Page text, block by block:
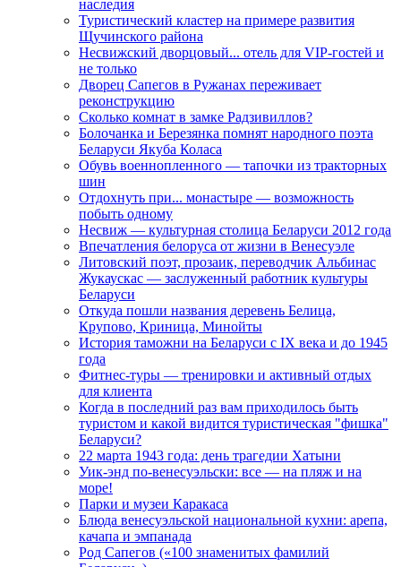
наследия
Туристический кластер на примере развития
Щучинского района
Несвижский дворцовый... отель для VIP-гостей и
не только
Дворец Сапегов в Ружанах переживает
реконструкцию
Сколько комнат в замке Радзивиллов?
Болочанка и Березянка помнят народного поэта
Беларуси Якуба Коласа
Обувь военнопленного — тапочки из тракторных
шин
Отдохнуть при... монастыре — возможность
побыть одному
Несвиж — культурная столица Беларуси 2012 года
Впечатления белоруса от жизни в Венесуэле
Литовский поэт, прозаик, переводчик Альбинас
Жукаускас — заслуженный работник культуры
Беларуси
Откуда пошли названия деревень Белица,
Крупово, Криница, Минойты
История таможни на Беларуси с IX века и до 1945
года
Фитнес-туры — тренировки и активный отдых
для клиента
Когда в последний раз вам приходилось быть
туристом и какой видится туристическая "фишка"
Беларуси?
22 марта 1943 года: день трагедии Хатыни
Уик-энд по-венесуэльски: все — на пляж и на
море!
Парки и музеи Каракаса
Блюда венесуэльской национальной кухни: арепа,
качапа и эмпанада
Род Сапегов («100 знаменитых фамилий